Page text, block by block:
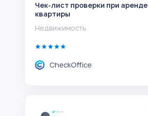
Чек-лист проверки при аренде
квартиры
Недвижимость
CheckOffice